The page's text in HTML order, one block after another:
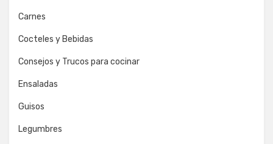
Carnes
Cocteles y Bebidas
Consejos y Trucos para cocinar
Ensaladas
Guisos
Legumbres